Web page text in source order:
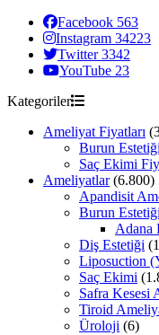
Facebook 563
Instagram 34223
Twitter 3342
YouTube 23
Kategoriler
Ameliyat Fiyatları
Burun
Saç Ekimi
Ameliyatlar(6.800)
Apandisit
Burun
Adana
Diş Estetiği
Liposuction
Saç Ekimi
Safra Kesesi
Tiroid
Üroloji (6)